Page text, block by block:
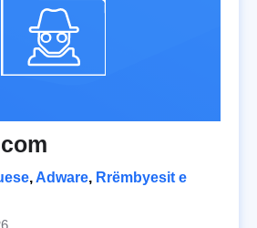
, Adware, Rrëmbyesit e